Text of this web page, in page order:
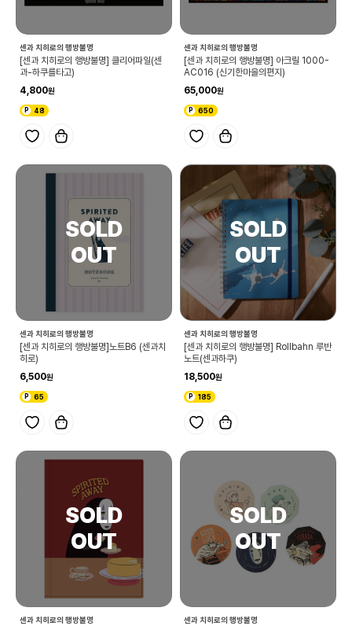
센과 치히로의 행방불명
[센과 치히로의 행방불명] 클리어파일(센
과-하쿠를타고)
4,800
48
센과 치히로의 행방불명
[센과 치히로의 행방불명] 아크릴 1000-
AC016 (신기한마을의편지)
65,000
650
센과 치히로의 행방불명
[센과 치히로의 행방불명]노트B6 (센과치
히로)
6,500
65
센과 치히로의 행방불명
[센과 치히로의 행방불명] Rollbahn 루반
노트(센과하쿠)
18,500
185
센과 치히로의 행방불명 센과 치히로의 행방불명